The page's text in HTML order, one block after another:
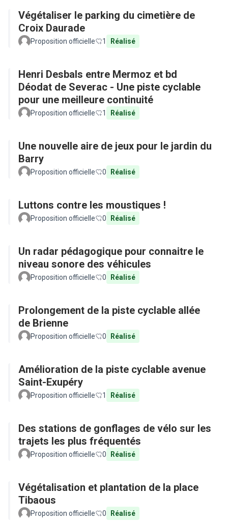
Végétaliser le parking du cimetière de
Croix Daurade
Proposition officielle 1 Réalisé
Henri Desbals entre Mermoz et bd
Déodat de Severac - Une piste cyclable
pour une meilleure continuité
Proposition officielle 1 Réalisé
Une nouvelle aire de jeux pour le jardin du
Barry
Proposition officielle 0 Réalisé
Luttons contre les moustiques !
Proposition officielle 0 Réalisé
Un radar pédagogique pour connaitre le
niveau sonore des véhicules
Proposition officielle 0 Réalisé
Prolongement de la piste cyclable allée
de Brienne
Proposition officielle 0 Réalisé
Amélioration de la piste cyclable avenue
Saint-Exupéry
Proposition officielle 1 Réalisé
Des stations de gonflages de vélo sur les
trajets les plus fréquentés
Proposition officielle 0 Réalisé
Végétalisation et plantation de la place
Tibaous
Proposition officielle 0 Réalisé